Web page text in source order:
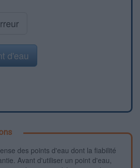
d'eau
des points d'eau dont la fiabilité
Avant d'utiliser un point d'eau,